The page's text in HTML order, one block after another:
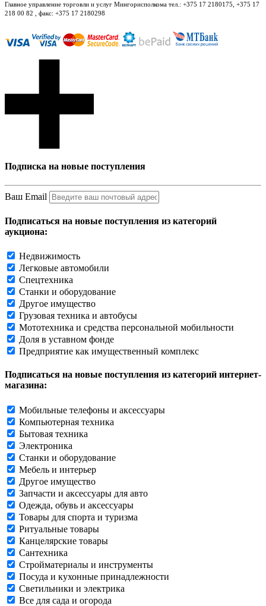
Главное управление торговли и услуг Мингорисполкома тел.: +375 17 2180175, +375 17
218 00 82 , факс: +375 17 2180298
Подписка на новые поступления
Ваш Email
Подписаться на новые поступления из категорий
аукциона:
Недвижимость
Легковые автомобили
Спецтехника
Станки и оборудование
Другое имущество
Грузовая техника и автобусы
Мототехника и средства персональной мобильности
Доля в уставном фонде
Предприятие как имущественный комплекс
Подписаться на новые поступления из категорий интернет-
магазина:
Мобильные телефоны и аксессуары
Компьютерная техника
Бытовая техника
Электроника
Станки и оборудование
Мебель и интерьер
Другое имущество
Запчасти и аксессуары для авто
Одежда, обувь и аксессуары
Товары для спорта и туризма
Ритуальные товары
Канцелярские товары
Сантехника
Стройматериалы и инструменты
Посуда и кухонные принадлежности
Светильники и электрика
Все для сада и огорода